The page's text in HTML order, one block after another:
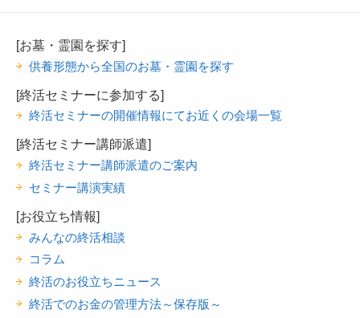
[お墓・霊園を探す]
供養形態から全国のお墓・霊園を探す
[終活セミナーに参加する]
終活セミナーの開催情報にてお近くの会場一覧
[終活セミナー講師派遣]
終活セミナー講師派遣のご案内
セミナー講演実績
[お役立ち情報]
みんなの終活相談
コラム
終活のお役立ちニュース
終活でのお金の管理方法～保存版～